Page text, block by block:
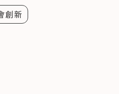
創新